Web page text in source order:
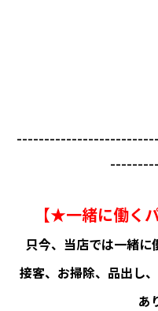
【★一緒に働く
只今、当店では一緒に
接客、お掃除、品出し
あ